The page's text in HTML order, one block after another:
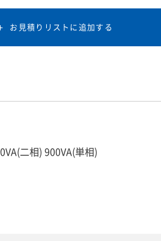
お見積りリストに追加する
二相) 900VA(単相)